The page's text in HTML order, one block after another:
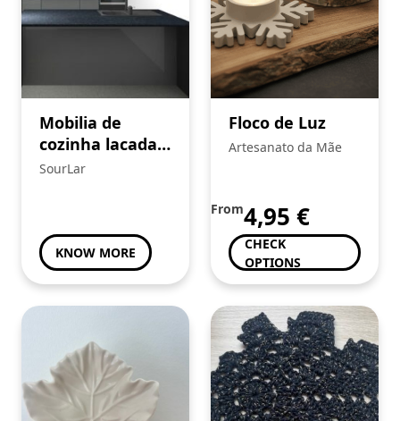
Mobilia de
cozinha lacada,
Ilha
SourLar
KNOW MORE
Floco de Luz
Artesanato da Mãe
From4,95 €
CHECK
OPTIONS